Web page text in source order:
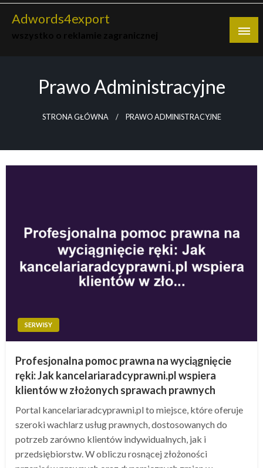
Skip
Adwords4export
Prawo Administracyjne
STRONA GŁÓWNA PRAWO ADMINISTRACYJNE
SERWISY
Profesjonalna pomoc prawna na wyciągnięcie
ręki: Jak kancelariaradcyprawni.pl wspiera
klientów w złożonych sprawach prawnych
Portal kancelariaradcyprawni.pl to miejsce, które oferuje
szeroki wachlarz usług prawnych, dostosowanych do
potrzeb zarówno klientów indywidualnych, jak i
przedsiębiorstw. W obliczu rosnącej złożoności